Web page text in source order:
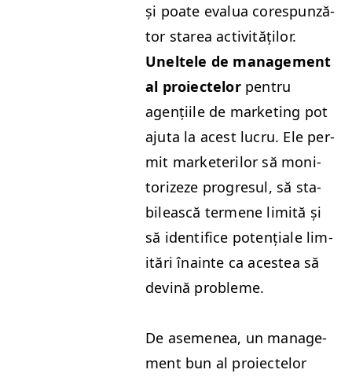
și poate eval­ua core­spun­ză­
tor starea activ­ităților.
Unel­tele de man­age­ment
al proiectelorpen­tru
agenți­ile de mar­ket­ing pot
aju­ta la acest lucru. Ele per­
mit mar­ke­ter­ilor să mon­i­
tor­izeze pro­gre­sul, să sta­
bilească termene lim­ită și
să iden­ti­fice potențiale lim­
itări înainte ca aces­tea să
dev­ină probleme.
De aseme­nea, un man­age­
ment bun al proiectelor